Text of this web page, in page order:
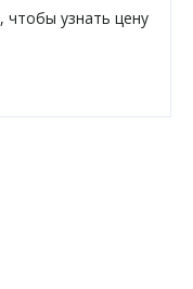
, чтобы узнать цену